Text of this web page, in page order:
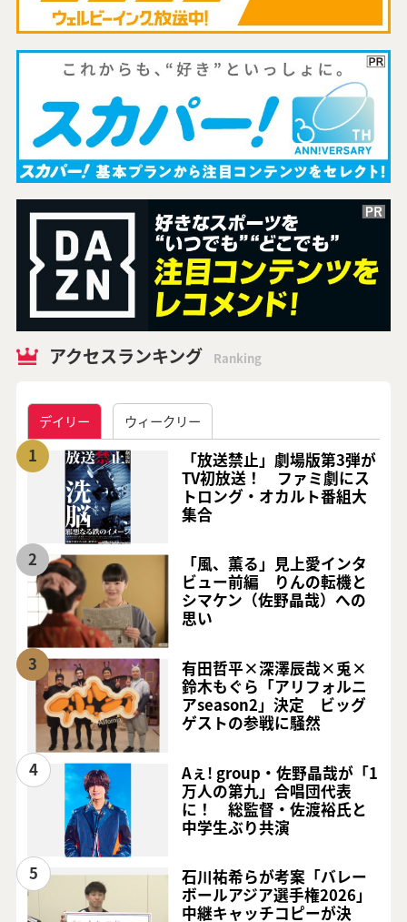
アクセスランキング Ranking
デイリー ウィークリー
1
「放送禁止」劇場版第3弾が
TV初放送！ ファミ劇にス
トロング・オカルト番組大
集合
2
「風、薫る」見上愛インタ
ビュー前編 りんの転機と
シマケン（佐野晶哉）への
思い
3
有田哲平×深澤辰哉×兎×
鈴木もぐら「アリフォルニ
アseason2」決定 ビッグ
ゲストの参戦に騒然
4
Aぇ! group・佐野晶哉が「1
万人の第九」合唱団代表
に！ 総監督・佐渡裕氏と
中学生ぶり共演
5
石川祐希らが考案「バレー
ボールアジア選手権2026」
中継キャッチコピーが決